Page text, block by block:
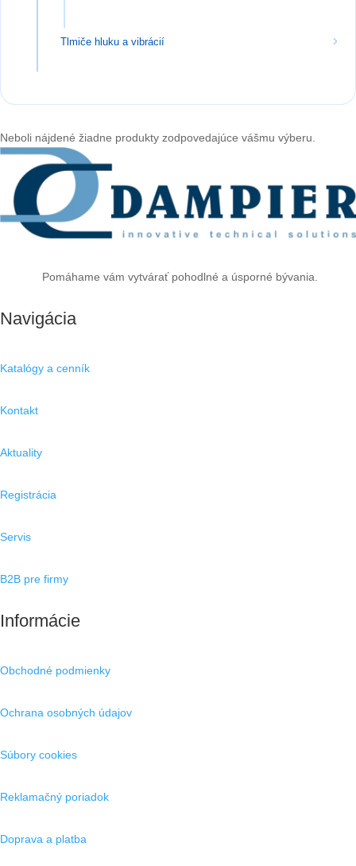
Tlmiče hluku a vibrácií
Neboli nájdené žiadne produkty zodpovedajúce vášmu výberu.
Pomáhame vám vytvárať pohodlné a úsporné bývania.
Navigácia
Katalógy a cenník
Kontakt
Aktuality
Registrácia
Servis
B2B pre firmy
Informácie
Obchodné podmienky
Ochrana osobných údajov
Súbory cookies
Reklamačný poriadok
Doprava a platba